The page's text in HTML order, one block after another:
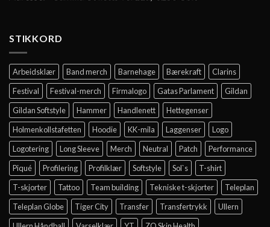
STIKKORD
Arbeidsklær Band merch Barnehage Bærekraft
Clarins
Festival
Festival-merch Firmalogo Gatas Parlament
Gildan
Gildan Softstyle
Hammer Handlenett
Hettegenser
Holmenkollstafetten
Hoodie KK-mila Laggenser
Logo
Logotering
Long Sleeve Merch Neutral Patch
Performance
Piqué
Profilering Profilklær Softstyle Sol`s
T-shirt
T-skjorter
Tattoo Team building Tekniske t-skjorter
Teleplan
Teleplan Globe
Tiger City Transfer Transfertrykk
Ullern